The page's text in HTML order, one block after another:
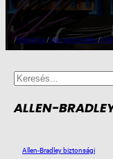
/Webshop/Ipari automatika/
Search
for:
ALLEN-
Allen-Bradley biztonsági